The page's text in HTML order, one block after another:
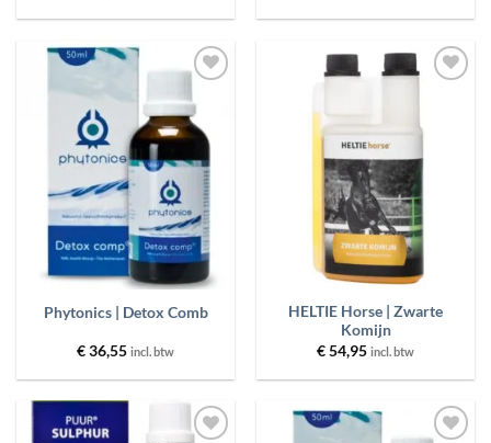
was:
is:
aan
wenslijst
Phytonics | Detox Comb
€36,55 incl. btw
wenslijst
HELTIE Horse | Zwarte
Komijn
€54,95 incl. btw